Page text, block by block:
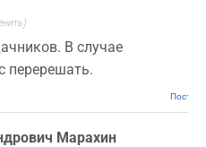
В случае
перерешать.
Марахин